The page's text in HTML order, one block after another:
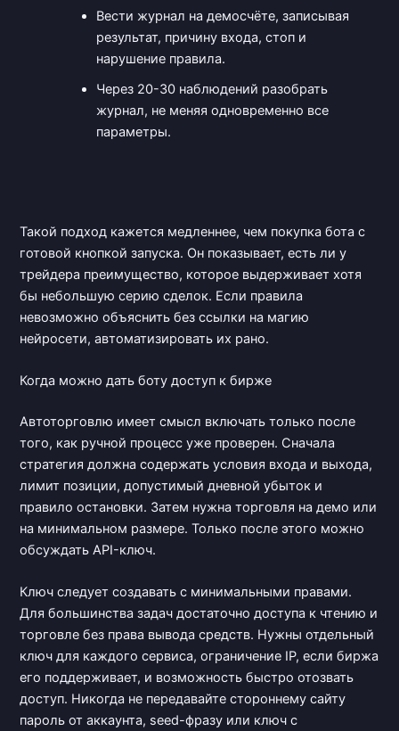
Вести журнал на демосчёте, записывая
результат, причину входа, стоп и
нарушение правила.
Через 20-30 наблюдений разобрать
журнал, не меняя одновременно все
параметры.
Такой подход кажется медленнее, чем покупка бота с
готовой кнопкой запуска. Он показывает, есть ли у
трейдера преимущество, которое выдерживает хотя
бы небольшую серию сделок. Если правила
невозможно объяснить без ссылки на магию
нейросети, автоматизировать их рано.
Когда можно дать боту доступ к бирже
Автоторговлю имеет смысл включать только после
того, как ручной процесс уже проверен. Сначала
стратегия должна содержать условия входа и выхода,
лимит позиции, допустимый дневной убыток и
правило остановки. Затем нужна торговля на демо или
на минимальном размере. Только после этого можно
обсуждать API-ключ.
Ключ следует создавать с минимальными правами.
Для большинства задач достаточно доступа к чтению и
торговле без права вывода средств. Нужны отдельный
ключ для каждого сервиса, ограничение IP, если биржа
его поддерживает, и возможность быстро отозвать
доступ. Никогда не передавайте стороннему сайту
пароль от аккаунта, seed-фразу или ключ с